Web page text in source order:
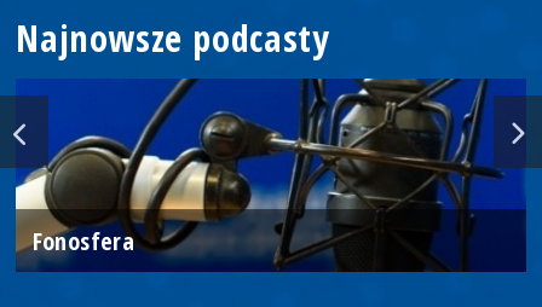
Najnowsze podcasty
Fonosfera